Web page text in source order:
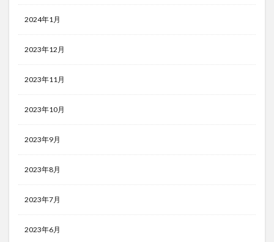
2024年1月
2023年12月
2023年11月
2023年10月
2023年9月
2023年8月
2023年7月
2023年6月